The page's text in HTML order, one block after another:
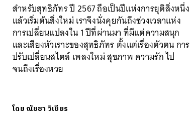
สำหรับสุทธิภัทร ปี 2567 ถือเป็นปีแห่งการยุติสิ่งหนึ่ง
แล้วเริ่มต้นสิ่งใหม่ เราจึงนั่งคุยกันถึงช่วงเวลาแห่ง
การเปลี่ยนแปลงใน 1 ปีที่ผ่านมา ที่มีแต่ความสนุก
และเสียงหัวเราะของสุทธิภัทร ตั้งแต่เรื่องตัวตน การ
ปรับเปลี่ยนสไตล์ เพลงใหม่ สุขภาพ ความรัก ไป
จนถึงเรื่องหวย
โดย ณัชชา วิเชียร